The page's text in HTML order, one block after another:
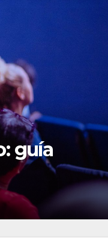
en
y activos